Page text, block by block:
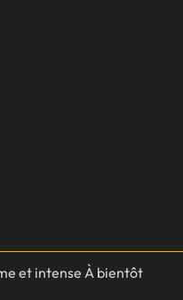
et intense À bientôt